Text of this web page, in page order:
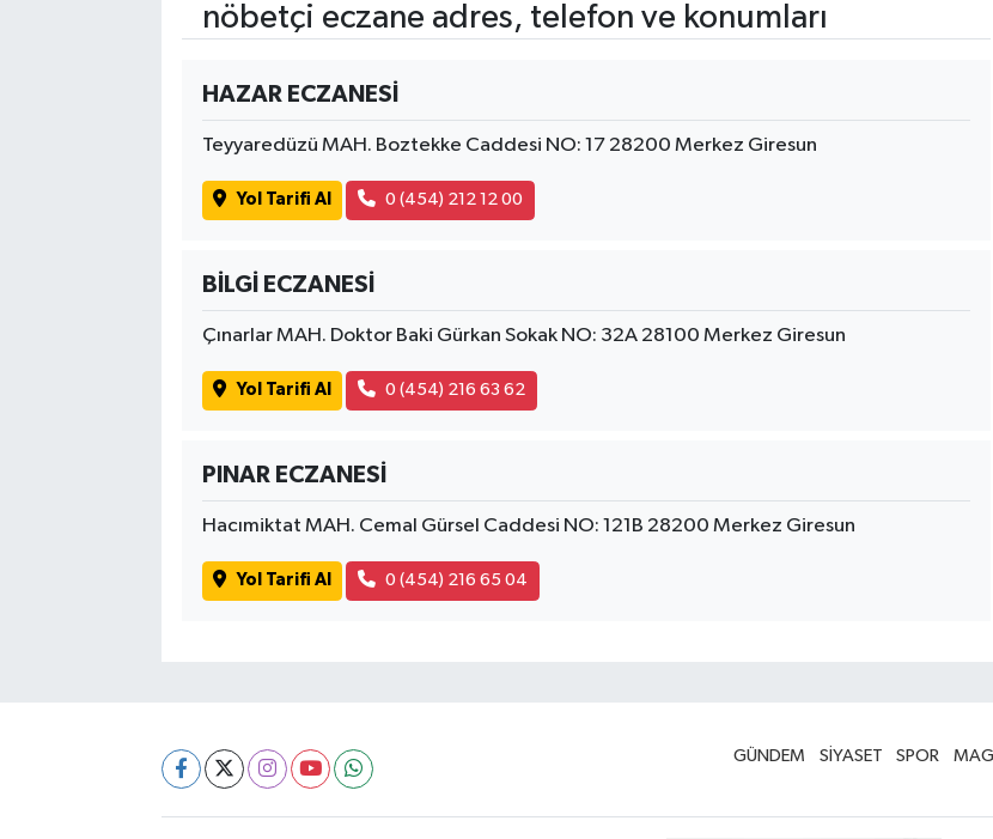
nöbetçi eczane adres, telefon ve konumları
HAZAR ECZANESİ
Teyyaredüzü MAH. Boztekke Caddesi NO: 17 28200 Merkez Giresun
Yol Tarifi Al 0 (454) 212 12 00
BİLGİ ECZANESİ
Çınarlar MAH. Doktor Baki Gürkan Sokak NO: 32A 28100 Merkez Giresun
Yol Tarifi Al 0 (454) 216 63 62
PINAR ECZANESİ
Hacımiktat MAH. Cemal Gürsel Caddesi NO: 121B 28200 Merkez Giresun
Yol Tarifi Al 0 (454) 216 65 04
GÜNDEM SİYASET SPOR